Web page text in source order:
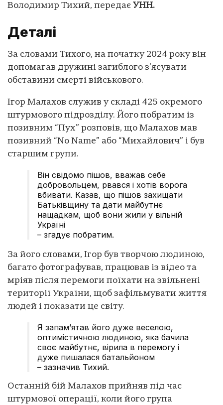
Володимир Тихий, передає УНН.
Деталі
За словами Тихого, на початку 2024 року він
допомагав дружині загиблого з’ясувати
обставини смерті військового.
Ігор Малахов служив у складі 425 окремого
штурмового підрозділу. Його побратим із
позивним “Пух” розповів, що Малахов мав
позивний “No Name” або “Михайлович” і був
старшим групи.
Він свідомо пішов, вважав себе
добровольцем, рвався і хотів ворога
вбивати. Казав, що пішов захищати
Батьківщину та дати майбутнє
нащадкам, щоб вони жили у вільній
Україні
– згадує побратим.
За його словами, Ігор був творчою людиною,
багато фотографував, працював із відео та
мріяв після перемоги поїхати на звільнені
території України, щоб зафільмувати життя
людей і показати це світу.
Я запам’ятав його дуже веселою,
оптимістичною людиною, яка бачила
своє майбутнє, вірила в перемогу і
дуже пишалася батальйоном
– зазначив Тихий.
Останній бій Малахов прийняв під час
штурмової операції, коли його група